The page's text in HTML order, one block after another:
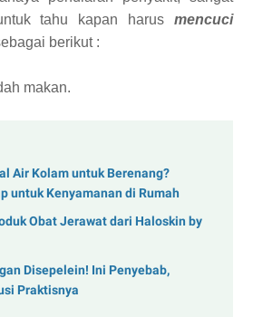
tahu kapan harus mencuci
berikut :
makan.
Air Kolam untuk Berenang?
untuk Kenyamanan di Rumah
Obat Jerawat dari Haloskin by
Disepelein! Ini Penyebab,
Praktisnya